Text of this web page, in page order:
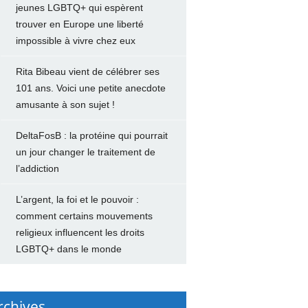
jeunes LGBTQ+ qui espèrent
trouver en Europe une liberté
impossible à vivre chez eux
Rita Bibeau vient de célébrer ses
101 ans. Voici une petite anecdote
amusante à son sujet !
DeltaFosB : la protéine qui pourrait
un jour changer le traitement de
l’addiction
L’argent, la foi et le pouvoir :
comment certains mouvements
religieux influencent les droits
LGBTQ+ dans le monde